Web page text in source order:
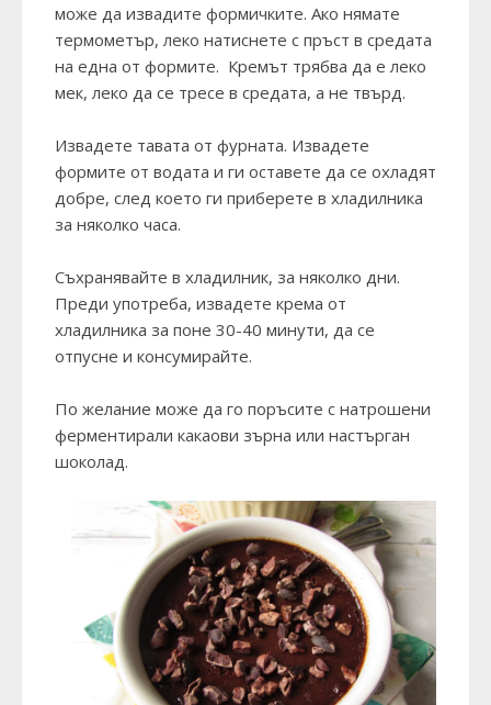
може да извадите формичките. Ако нямате
термометър, леко натиснете с пръст в средата
на една от формите. Кремът трябва да е леко
мек, леко да се тресе в средата, а не твърд.
Извадете тавата от фурната. Извадете
формите от водата и ги оставете да се охладят
добре, след което ги приберете в хладилника
за няколко часа.
Съхранявайте в хладилник, за няколко дни.
Преди употреба, извадете крема от
хладилника за поне 30-40 минути, да се
отпусне и консумирайте.
По желание може да го поръсите с натрошени
ферментирали какаови зърна или настърган
шоколад.